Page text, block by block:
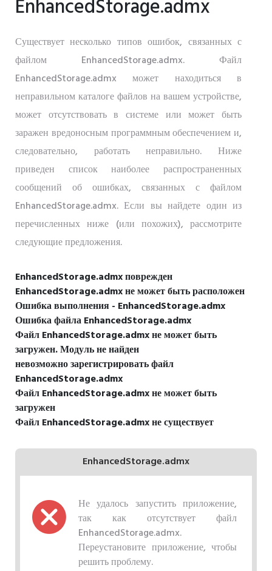
EnhancedStorage.admx
Существует несколько типов ошибок, связанных с
файлом EnhancedStorage.admx. Файл
EnhancedStorage.admx может находиться в
неправильном каталоге файлов на вашем устройстве,
может отсутствовать в системе или может быть
заражен вредоносным программным обеспечением и,
следовательно, работать неправильно. Ниже
приведен список наиболее распространенных
сообщений об ошибках, связанных с файлом
EnhancedStorage.admx. Если вы найдете один из
перечисленных ниже (или похожих), рассмотрите
следующие предложения.
EnhancedStorage.admx поврежден
EnhancedStorage.admx не может быть расположен
Ошибка выполнения - EnhancedStorage.admx
Ошибка файла EnhancedStorage.admx
Файл EnhancedStorage.admx не может быть
загружен. Модуль не найден
невозможно зарегистрировать файл
EnhancedStorage.admx
Файл EnhancedStorage.admx не может быть
загружен
Файл EnhancedStorage.admx не существует
EnhancedStorage.admx
Не удалось запустить приложение,
так как отсутствует файл
EnhancedStorage.admx.
Переустановите приложение, чтобы
решить проблему.